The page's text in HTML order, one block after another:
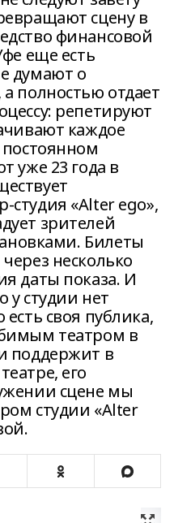
сцену в
финансовой
еще есть
думают о
полностью отдает
репетируют
каждое
постоянном
уже 23 года в
студия «Alter ego»,
зрителей
Билеты
несколько
даты показа. И
у студии нет
своя публика,
театром в
поддержит в
его
сцене мы
студии «Alter